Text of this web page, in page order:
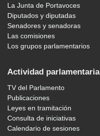
La Junta de Portavoces
Diputados y diputadas
Senadores y senadoras
Las comisiones
Los grupos parlamentarios
Actividad parlamentaria
TV del Parlamento
Publicaciones
Leyes en tramitación
Consulta de iniciativas
Calendario de sesiones